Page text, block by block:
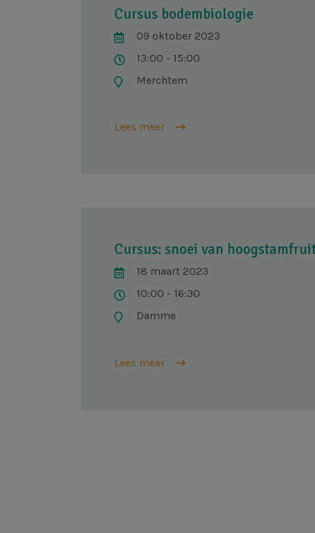
Cursus bodembiologie
09 oktober 2023
13:00 - 15:00
Merchtem
Lees meer
Cursus: snoei van
18 maart 2023
10:00 - 16:30
Damme
Lees meer